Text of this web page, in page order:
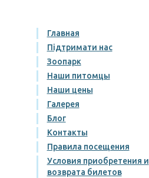
Главная
Підтримати нас
Зоопарк
Наши питомцы
Наши цены
Галерея
Блог
Контакты
Правила посещения
Условия приобретения и
возврата билетов